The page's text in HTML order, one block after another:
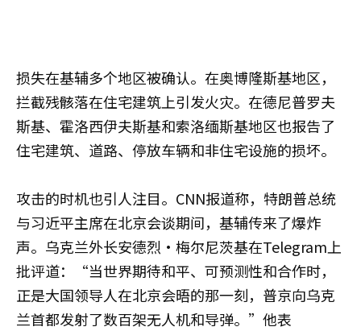
损失在基辅多个地区被确认。在奥博隆斯基地区，
拦截残骸落在住宅建筑上引发火灾。在德尼普罗夫
斯基、霍洛西伊夫斯基和索洛缅斯基地区也报告了
住宅建筑、道路、停放车辆和非住宅设施的损坏。
攻击的时机也引人注目。CNN报道称，特朗普总统
与习近平主席在北京会谈期间，基辅传来了爆炸
声。乌克兰外长安德烈·梅尔尼茨基在Telegram上
批评道：“当世界期待和平、可预测性和合作时，
正是大国领导人在北京会晤的那一刻，普京向乌克
兰首都发射了数百架无人机和导弹。”他表